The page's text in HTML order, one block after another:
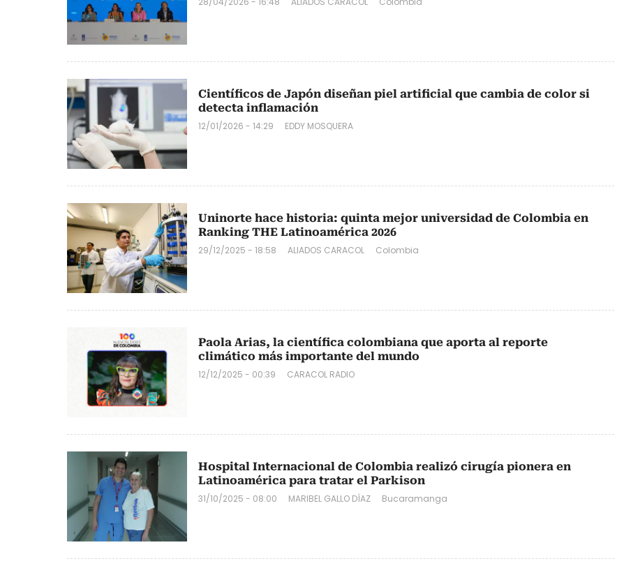
Científicos de Japón diseñan piel artificial que cambia de color si
detecta inflamación
12/01/2026 - 14:29 EDDY MOSQUERA
Uninorte hace historia: quinta mejor universidad de Colombia en
Ranking THE Latinoamérica 2026
29/12/2025 - 18:58 ALIADOS CARACOL Colombia
Paola Arias, la científica colombiana que aporta al reporte
climático más importante del mundo
12/12/2025 - 00:39 CARACOL RADIO
Hospital Internacional de Colombia realizó cirugía pionera en
Latinoamérica para tratar el Parkison
31/10/2025 - 08:00 MARIBEL GALLO DÍAZ Bucaramanga